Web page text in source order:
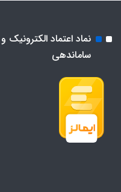
نماد اعتماد الکترونیک
ساماندهی